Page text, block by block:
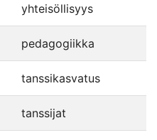
yhteisöllisyys
pedagogiikka
tanssikasvatus
tanssijat